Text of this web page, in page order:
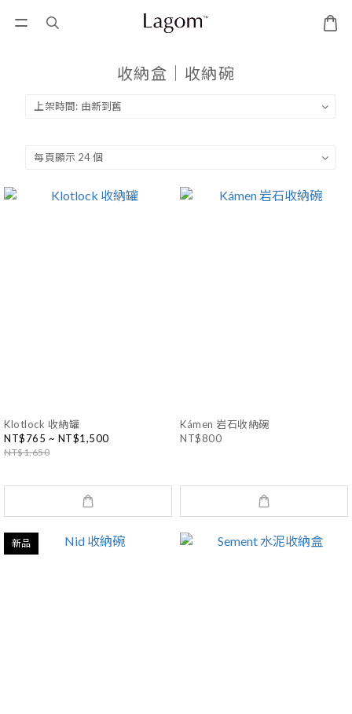
收納盒｜收納碗
Klotlock 收納罐
NT$765 ~ NT$1,500
NT$1,650
Kámen 岩石收納碗
NT$800
新品